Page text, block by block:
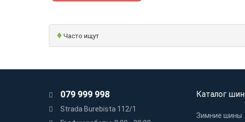
♦ Часто ищут
079 999 998
Strada Burebista 112/1
Каталог шин
Зимние шины